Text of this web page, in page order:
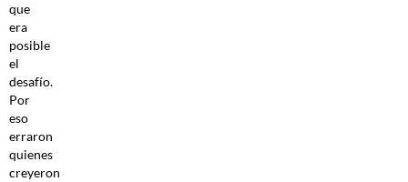
que
era
posible
el
desafío.
Por
eso
erraron
quienes
creyeron